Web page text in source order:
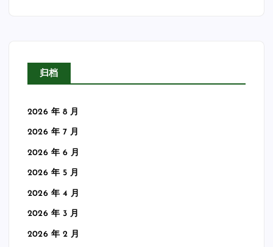
归档
2026 年 8 月
2026 年 7 月
2026 年 6 月
2026 年 5 月
2026 年 4 月
2026 年 3 月
2026 年 2 月